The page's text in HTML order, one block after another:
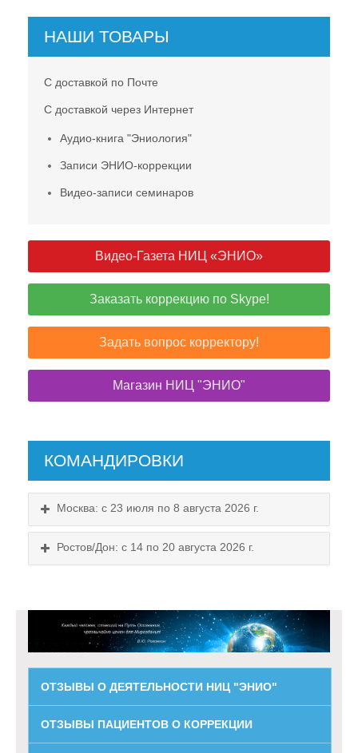
НАШИ ТОВАРЫ
С доставкой по Почте
С доставкой через Интернет
Аудио-книга "Эниология"
Записи ЭНИО-коррекции
Видео-записи семинаров
Видео-Газета НИЦ «ЭНИО»
Заказать коррекцию по Skype!
Задать вопрос корректору!
Магазин НИЦ "ЭНИО"
КОМАНДИРОВКИ
Москва: с 23 июля по 8 августа 2026 г.
Ростов/Дон: с 14 по 20 августа 2026 г.
ОТЗЫВЫ О ДЕЯТЕЛЬНОСТИ НИЦ "ЭНИО"
ОТЗЫВЫ ПАЦИЕНТОВ О КОРРЕКЦИИ